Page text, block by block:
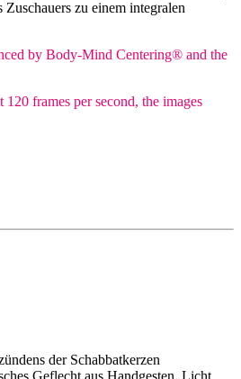
zu einem integralen
by Body-Mind Centering® and the
frames per second, the images
der Schabbatkerzen
Geflecht aus Handgesten, Licht